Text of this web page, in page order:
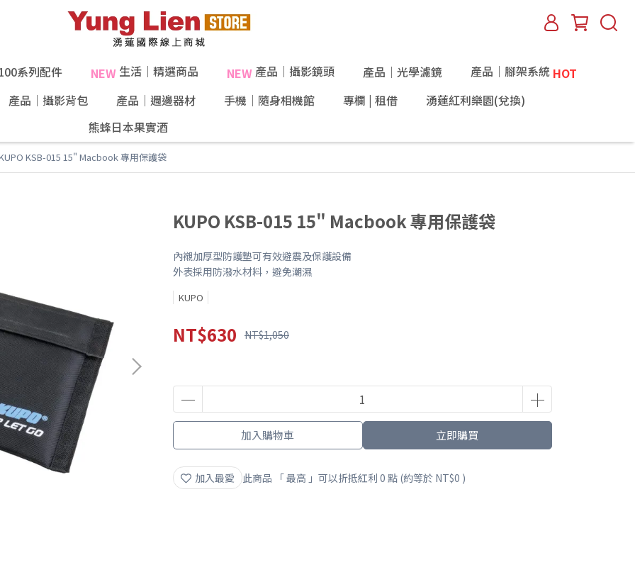
系列配件 NEW生活｜精選商品 NEW產品｜攝影鏡頭 產品｜光學濾鏡 產品｜腳架系統HOT
產品｜攝影背包
產品｜週邊器材 手機｜隨身相機館 專欄 | 租借
湧蓮紅利樂園(兌換)
熊蜂日本果實酒
KSB-015 15" Macbook 專用保護袋
KUPO KSB-015 15" Macbook 專用保護袋
內襯加厚型防護墊可有效避震及保護設備
外表採用防潑水材料，避免潮濕
KUPO
NT$630 NT$1,050
加入購物車 立即購買
加入最愛 此商品 「 最高 」可以折抵紅利 0 點 (約等於 NT$0 )